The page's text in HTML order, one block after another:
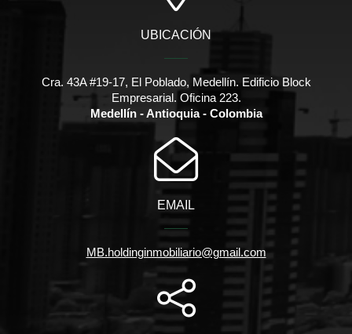
UBICACIÓN
Cra. 43A #19-17, El Poblado, Medellín. Edificio Block
Empresarial. Oficina 223.
Medellín - Antioquia - Colombia
EMAIL
MB.holdinginmobiliario@gmail.com